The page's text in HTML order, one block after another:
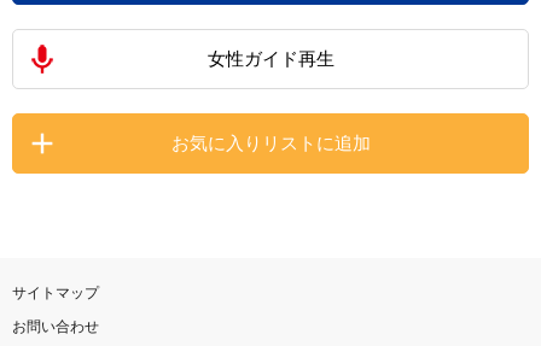
家族や友達と一緒に！練習にも！
女性ガイド再生
お気に入りリストに追加
サイトマップ
お問い合わせ